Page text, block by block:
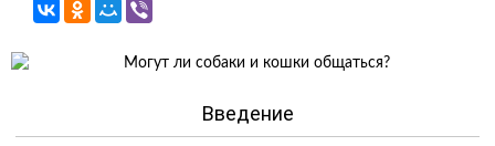
Введение